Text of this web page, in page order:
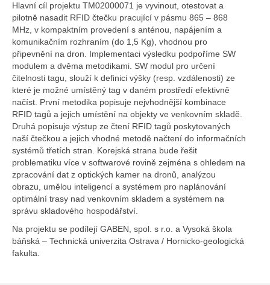
Hlavní cíl projektu TM02000071 je vyvinout, otestovat a
pilotně nasadit RFID čtečku pracující v pásmu 865 – 868
MHz, v kompaktním provedení s anténou, napájením a
komunikačním rozhraním (do 1,5 Kg), vhodnou pro
připevnění na dron. Implementaci výsledku podpoříme SW
modulem a dvěma metodikami. SW modul pro určení
čitelnosti tagu, slouží k definici výšky (resp. vzdálenosti) ze
které je možné umístěný tag v daném prostředí efektivně
načíst. První metodika popisuje nejvhodnější kombinace
RFID tagů a jejich umístění na objekty ve venkovním skladě.
Druhá popisuje výstup ze čtení RFID tagů poskytovaných
naší čtečkou a jejich vhodné metodě načtení do informačních
systémů třetích stran. Korejská strana bude řešit
problematiku více v softwarové rovině zejména s ohledem na
zpracování dat z optických kamer na dronů, analýzou
obrazu, umělou inteligencí a systémem pro naplánování
optimální trasy nad venkovním skladem a systémem na
správu skladového hospodářství.
Na projektu se podílejí GABEN, spol. s r.o. a Vysoká škola
báňská – Technická univerzita Ostrava / Hornicko-geologická
fakulta.